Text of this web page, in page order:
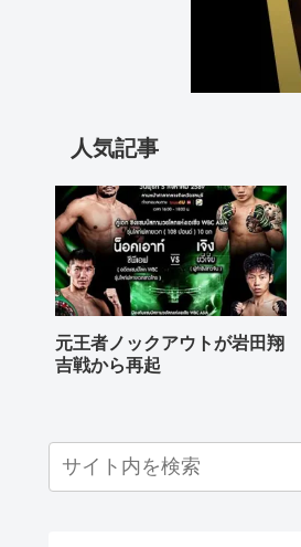
人気記事
元王者ノックアウトが岩田翔
吉戦から再起